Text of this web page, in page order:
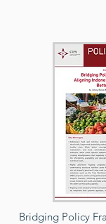
Bridging Policy